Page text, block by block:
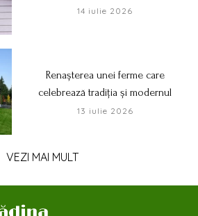
14 iulie 2026
Renașterea unei ferme care
celebrează tradiția și modernul
13 iulie 2026
VEZI MAI MULT